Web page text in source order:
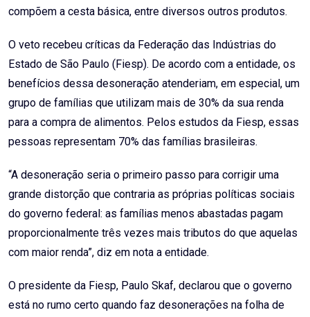
compõem a cesta básica, entre diversos outros produtos.
O veto recebeu críticas da Federação das Indústrias do
Estado de São Paulo (Fiesp). De acordo com a entidade, os
benefícios dessa desoneração atenderiam, em especial, um
grupo de famílias que utilizam mais de 30% da sua renda
para a compra de alimentos. Pelos estudos da Fiesp, essas
pessoas representam 70% das famílias brasileiras.
“A desoneração seria o primeiro passo para corrigir uma
grande distorção que contraria as próprias políticas sociais
do governo federal: as famílias menos abastadas pagam
proporcionalmente três vezes mais tributos do que aquelas
com maior renda”, diz em nota a entidade.
O presidente da Fiesp, Paulo Skaf, declarou que o governo
está no rumo certo quando faz desonerações na folha de